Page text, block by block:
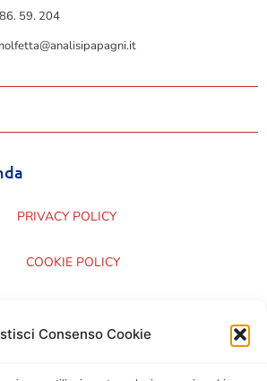
Consenso Cookie
59. 204
PRIVACY POLICY
COOKIE POLICY